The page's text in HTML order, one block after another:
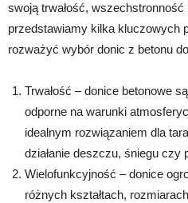
swoją trwałość,
przedstawiamy kilka kluczowych
rozważyć wybór donic z betonu
Trwałość – donice betonowe
odporne na warunki
idealnym rozwiązaniem dla
działanie deszczu, śniegu czy
Wielofunkcyjność – donice
różnych kształtach,